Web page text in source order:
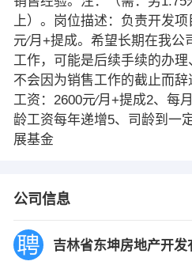
上）。岗位描述：负责开发
元∕月+提成。希望长期在我
工作，可能是后续手续的办理
不会因为销售工作的截止而辞
工资：2600元∕月+提成2、每
龄工资每年递增5、司龄到一
展基金
公司信息
吉林省东坤房地产开发